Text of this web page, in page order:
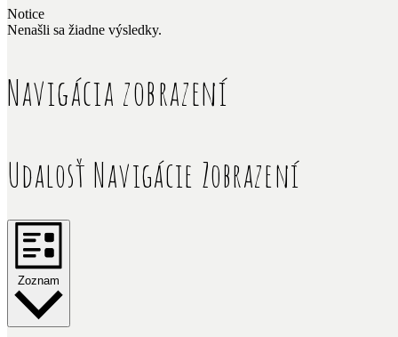
Notice
Nenašli sa žiadne výsledky.
Navigácia zobrazení
Udalosť Navigácie Zobrazení
Zoznam